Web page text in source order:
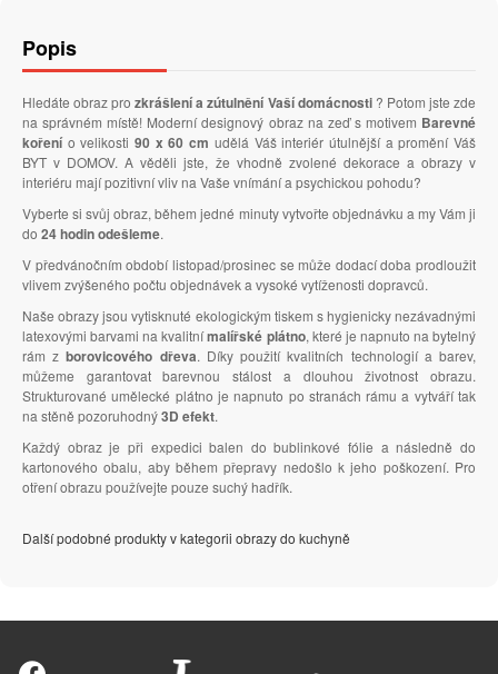
Popis
Hledáte obraz prozkrášlení a zútulnění Vaší domácnosti? Potom jste zde
na správném místě! Moderní designový obraz na zeď s motivem Barevné
kořenío velikosti90 x 60 cm udělá Váš interiér útulnější a promění Váš
BYT v DOMOV. A věděli jste, že vhodně zvolené dekorace a obrazy v
interiéru mají pozitivní vliv na Vaše vnímání a psychickou pohodu?
Vyberte si svůj obraz, během jedné minuty vytvořte objednávku a my Vám ji
do 24 hodin odešleme.
V předvánočním období listopad/prosinec se může dodací doba prodloužit
vlivem zvýšeného počtu objednávek a vysoké vytíženosti dopravců.
Naše obrazy jsou vytisknuté ekologickým tiskem s hygienicky nezávadnými
latexovými barvami na kvalitnímalířské plátno, které je napnuto na bytelný
rám zborovicového dřeva. Díky použití kvalitních technologií a barev,
můžeme garantovat barevnou stálost a dlouhou životnost obrazu.
Strukturované umělecké plátno je napnuto po stranách rámu a vytváří tak
na stěně pozoruhodný3D efekt.
Každý obraz je při expedici balen do bublinkové fólie a následně do
kartonového obalu, aby během přepravy nedošlo k jeho poškození. Pro
otření obrazu používejte pouze suchý hadřík.
Další podobné produkty v kategorii obrazy do kuchyně